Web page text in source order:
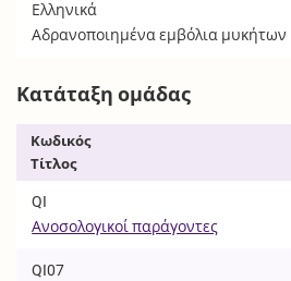
Ελληνικά
Αδρανοποιημένα εμβόλια μυκήτων
Κατάταξη ομάδας
Κωδικός
Τίτλος
QI
Ανοσολογικοί παράγοντες
QI07